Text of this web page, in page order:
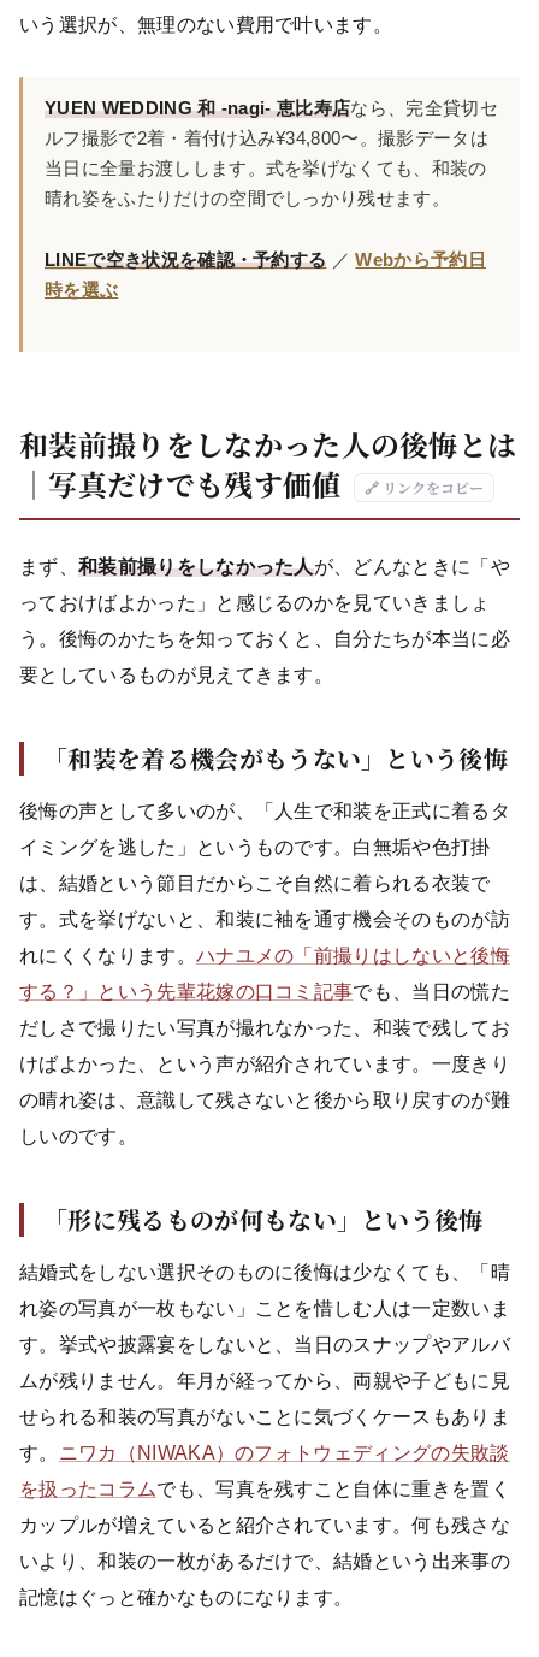
いう選択が、無理のない費用で叶います。
YUEN WEDDING 和 -nagi- 恵比寿店なら、完全貸切セ
ルフ撮影で2着・着付け込み¥34,800〜。撮影データは
当日に全量お渡しします。式を挙げなくても、和装の
晴れ姿をふたりだけの空間でしっかり残せます。
LINEで空き状況を確認・予約する ／Webから予約日
時を選ぶ
和装前撮りをしなかった人の後悔とは
｜写真だけでも残す価値
🔗 リンクをコピー
まず、 和装前撮りをしなかった人が、どんなときに「や
っておけばよかった」と感じるのかを見ていきましょ
う。後悔のかたちを知っておくと、自分たちが本当に必
要としているものが見えてきます。
「和装を着る機会がもうない」という後悔
後悔の声として多いのが、「人生で和装を正式に着るタ
イミングを逃した」というものです。白無垢や色打掛
は、結婚という節目だからこそ自然に着られる衣装で
す。式を挙げないと、和装に袖を通す機会そのものが訪
れにくくなります。 ハナユメの「前撮りはしないと後悔
する？」という先輩花嫁の口コミ記事でも、当日の慌た
だしさで撮りたい写真が撮れなかった、和装で残してお
けばよかった、という声が紹介されています。一度きり
の晴れ姿は、意識して残さないと後から取り戻すのが難
しいのです。
「形に残るものが何もない」という後悔
結婚式をしない選択そのものに後悔は少なくても、「晴
れ姿の写真が一枚もない」ことを惜しむ人は一定数いま
す。挙式や披露宴をしないと、当日のスナップやアルバ
ムが残りません。年月が経ってから、両親や子どもに見
せられる和装の写真がないことに気づくケースもありま
す。 ニワカ（NIWAKA）のフォトウェディングの失敗談
を扱ったコラムでも、写真を残すこと自体に重きを置く
カップルが増えていると紹介されています。何も残さな
いより、和装の一枚があるだけで、結婚という出来事の
記憶はぐっと確かなものになります。